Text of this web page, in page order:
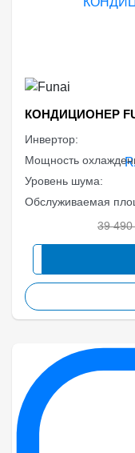
КОНДИЦИОНЕР
Инвертор:
Мощность
Уровень шума:
Обслуживаемая
39 490